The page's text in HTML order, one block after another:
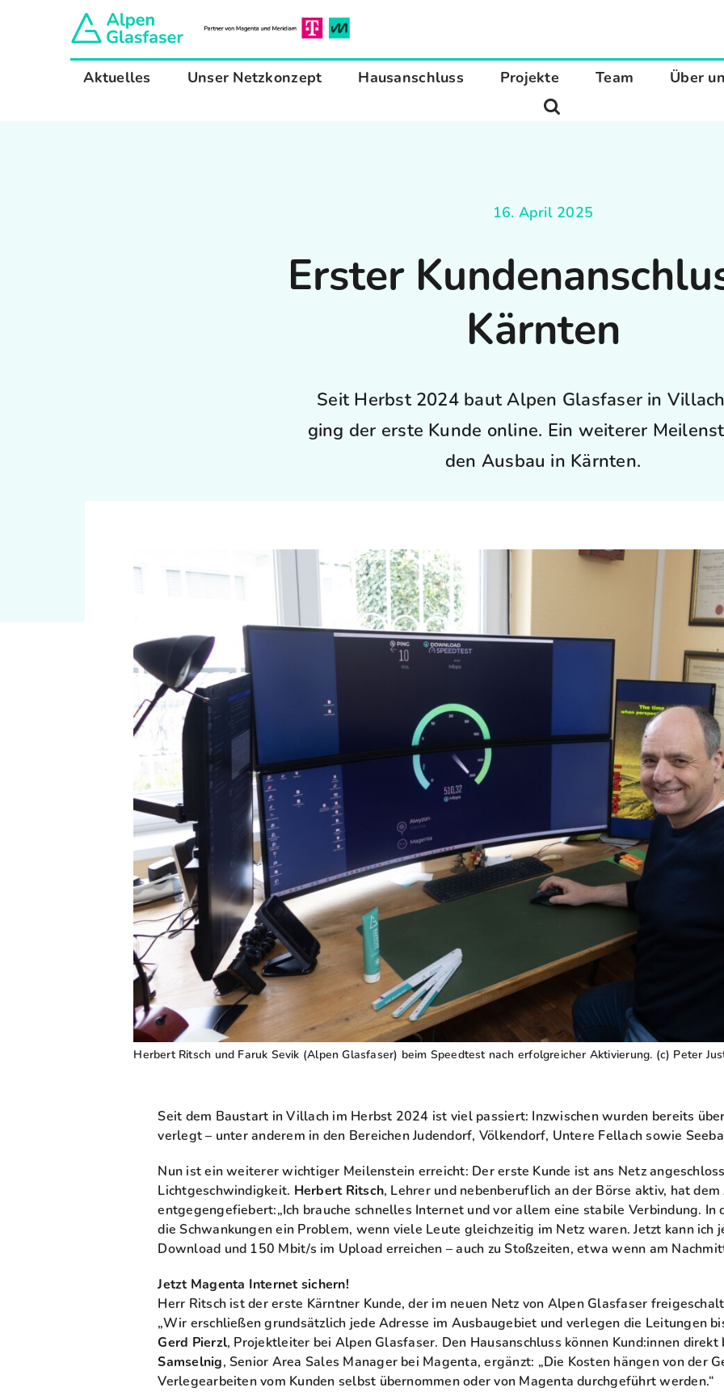
Aktuelles Unser Netzkonzept Hausanschluss Projekte Team Über
16. April 2025
Erster
Kärnten
Seit Herbst 2024 baut Alpen Glasfaser in
ging der erste Kunde online. Ein weiterer
den Ausbau in Kärnten.
Herbert Ritsch und Faruk Sevik (Alpen Glasfaser) beim Speedtest nach erfolgreicher Aktivierung. (c) Peter
Seit dem Baustart in Villach im Herbst 2024 ist viel passiert: Inzwischen wurden bereits
verlegt – unter anderem in den Bereichen Judendorf, Völkendorf, Untere Fellach sowie
Nun ist ein weiterer wichtiger Meilenstein erreicht: Der erste Kunde ist ans Netz
Lichtgeschwindigkeit. Herbert Ritsch, Lehrer und nebenberuflich an der Börse aktiv, hat
entgegengefiebert:„Ich brauche schnelles Internet und vor allem eine stabile Verbindung.
die Schwankungen ein Problem, wenn viele Leute gleichzeitig im Netz waren. Jetzt kann ich
Download und 150 Mbit/s im Upload erreichen – auch zu Stoßzeiten, etwa wenn am
Jetzt Magenta Internet sichern!
Herr Ritsch ist der erste Kärntner Kunde, der im neuen Netz von Alpen Glasfaser
„Wir erschließen grundsätzlich jede Adresse im Ausbaugebiet und verlegen die Leitungen
Gerd Pierzl, Projektleiter bei Alpen Glasfaser. Den Hausanschluss können Kund:innen
Samselnig, Senior Area Sales Manager bei Magenta, ergänzt: „Die Kosten hängen von der
Verlegearbeiten vom Kunden selbst übernommen oder von Magenta durchgeführt werden.“